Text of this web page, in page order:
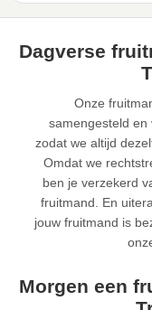
Dagverse
Onze
samengesteld en
zodat we altijd
Omdat we
ben je verzekerd
fruitmand. En
jouw fruitmand is
Morgen een